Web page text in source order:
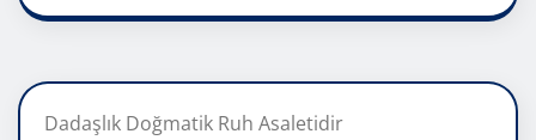
Dadaşlık Doğmatik Ruh Asaletidir